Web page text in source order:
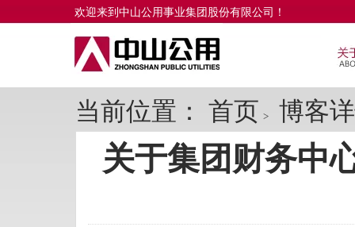
欢迎来到中山公用事业集团股份有限公司！
当前位置： 首页 > 博客
关于集团财务中